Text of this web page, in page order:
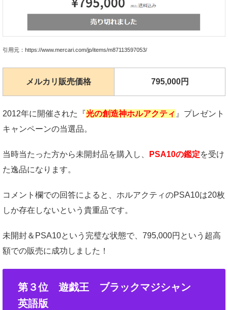
引用元：https://www.mercari.com/jp/items/m87113597053/
メルカリ販売価格 795,000円
2012年に開催された『光の創造神ホルアクティ 』プレゼント
キャンペーンの当選品。
当時当たった方から未開封品を購入し、 PSA10の鑑定を受け
た逸品になります。
コメント欄での回答によると、ホルアクティのPSA10は20枚
しか存在しないという貴重品です。
未開封＆PSA10という完璧な状態で、795,000円という超高
額での販売に成功しました！
第３位 遊戯王 ブラックマジシャン
英語版